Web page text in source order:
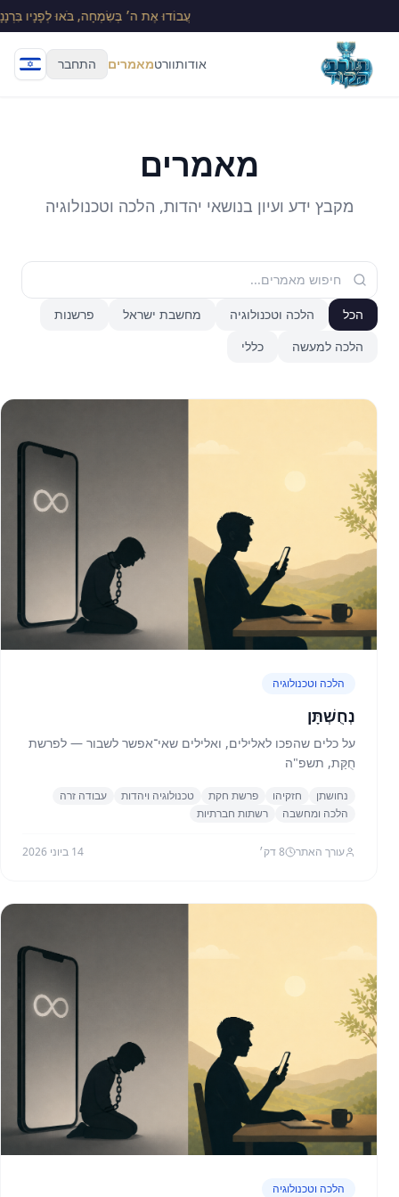
עֲבוֹדוּ אֶת ה׳ בְּשִׂמְחָה, בֹּאוּ לְפָנָיו בִּרְנָנָה
התחבר מאמריםוורטאודות
מאמרים
מקבץ ידע ועיון בנושאי יהדות, הלכה וטכנולוגיה
הכל הלכה וטכנולוגיה מחשבת ישראל
פרשנות
הלכה למעשה
כללי
הלכה וטכנולוגיה
נְחֻשְׁתָּן
על כלים שהפכו לאלילים, ואלילים שאי־אפשר לשבור — לפרשת
חֻקַּת, תשפ"ה
נחושתן חזקיהו פרשת חקת טכנולוגיה ויהדות
עבודה זרה
הלכה ומחשבה
רשתות חברתיות
עורך האתר 8דק׳ 14 ביוני 2026
הלכה וטכנולוגיה